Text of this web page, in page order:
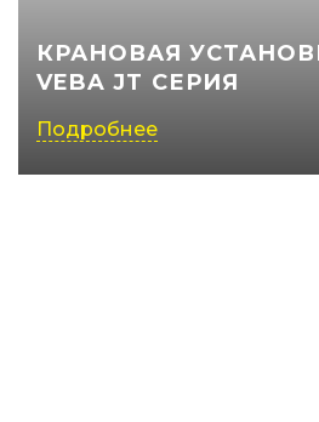
КРАНОВАЯ
VEBA JT СЕРИЯ
Подробнее